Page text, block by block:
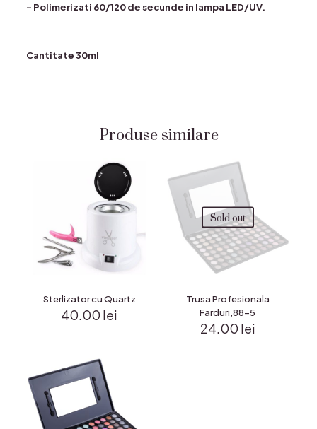
– Polimerizati 60/120 de secunde in lampa LED/UV.
Cantitate 30ml
Produse similare
Sterlizator cu Quartz
40.00 lei
Sold out
Trusa Profesionala
Farduri,88-5
24.00 lei